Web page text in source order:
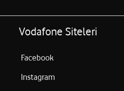
Vodafone Siteleri
Facebook
Instagram